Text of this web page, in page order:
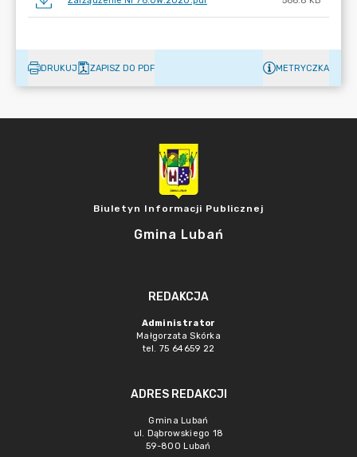
DRUKUJ ZAPISZ DO PDF METRYCZKA
Biuletyn Informacji Publicznej
Gmina Lubań
REDAKCJA
Administrator
Małgorzata Skórka
tel. 75 64659 22
ADRES REDAKCJI
Gmina Lubań
ul. Dąbrowskiego 18
59-800 Lubań